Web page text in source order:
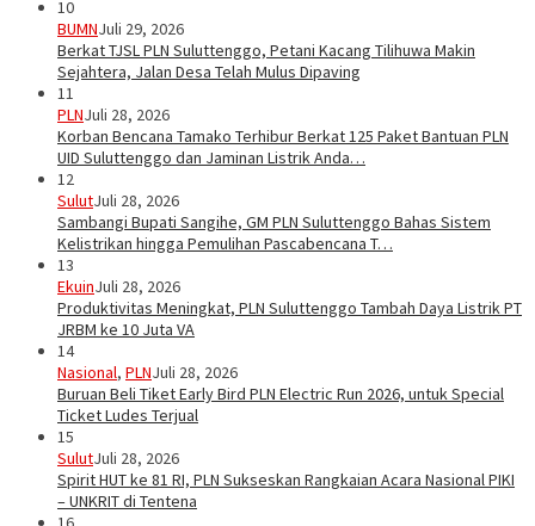
10
BUMNJuli 29, 2026
Berkat TJSL PLN Suluttenggo, Petani Kacang Tilihuwa Makin
Sejahtera, Jalan Desa Telah Mulus Dipaving
11
PLNJuli 28, 2026
Korban Bencana Tamako Terhibur Berkat 125 Paket Bantuan PLN
UID Suluttenggo dan Jaminan Listrik Anda…
12
SulutJuli 28, 2026
Sambangi Bupati Sangihe, GM PLN Suluttenggo Bahas Sistem
Kelistrikan hingga Pemulihan Pascabencana T…
13
EkuinJuli 28, 2026
Produktivitas Meningkat, PLN Suluttenggo Tambah Daya Listrik PT
JRBM ke 10 Juta VA
14
Nasional, PLNJuli 28, 2026
Buruan Beli Tiket Early Bird PLN Electric Run 2026, untuk Special
Ticket Ludes Terjual
15
SulutJuli 28, 2026
Spirit HUT ke 81 RI, PLN Sukseskan Rangkaian Acara Nasional PIKI
– UNKRIT di Tentena